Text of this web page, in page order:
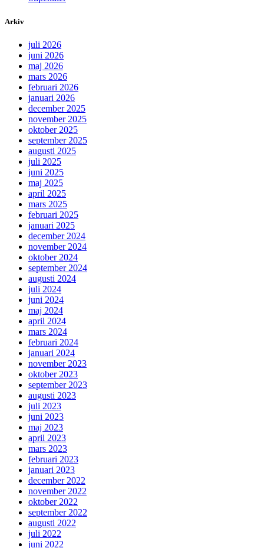
Arkiv
juli 2026
juni 2026
maj 2026
mars 2026
februari 2026
januari 2026
december 2025
november 2025
oktober 2025
september 2025
augusti 2025
juli 2025
juni 2025
maj 2025
april 2025
mars 2025
februari 2025
januari 2025
december 2024
november 2024
oktober 2024
september 2024
augusti 2024
juli 2024
juni 2024
maj 2024
april 2024
mars 2024
februari 2024
januari 2024
november 2023
oktober 2023
september 2023
augusti 2023
juli 2023
juni 2023
maj 2023
april 2023
mars 2023
februari 2023
januari 2023
december 2022
november 2022
oktober 2022
september 2022
augusti 2022
juli 2022
juni 2022